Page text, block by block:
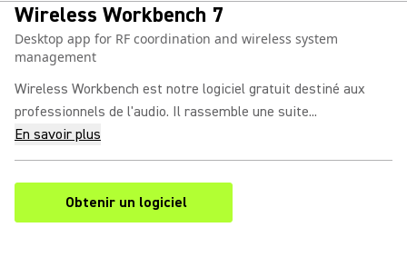
Wireless Workbench 7
Desktop app for RF coordination and wireless system
management
Wireless Workbench est notre logiciel gratuit destiné aux
professionnels de l'audio. Il rassemble une suite...
En savoir plus
Obtenir un logiciel